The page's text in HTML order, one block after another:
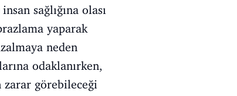
sağlığına olası
yaparak
neden
odaklanırken,
görebileceği